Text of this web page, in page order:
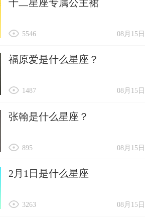
十二星座专属公主裙
08月15日
5546
福原爱是什么星座？
08月15日
1487
张翰是什么星座？
08月15日
895
2月1日是什么星座
08月15日
3263